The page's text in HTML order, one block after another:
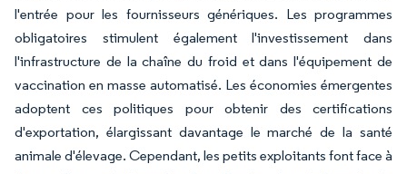
l'entrée pour les fournisseurs génériques. Les programmes
obligatoires stimulent également l'investissement dans
l'infrastructure de la chaîne du froid et dans l'équipement de
vaccination en masse automatisé. Les économies émergentes
adoptent ces politiques pour obtenir des certifications
d'exportation, élargissant davantage le marché de la santé
animale d'élevage. Cependant, les petits exploitants font face à